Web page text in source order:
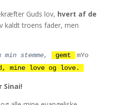
Guds lov, hvert af de
kaldt troens fader, men
min stemme, gemt mYo
mine love og love.
Sinai!